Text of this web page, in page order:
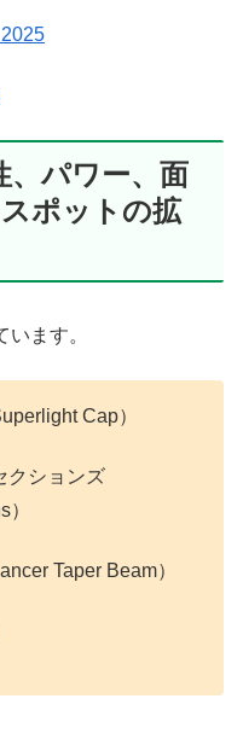
、パワー、面
ポットの拡
ます。
Cap）
クションズ
Taper Beam）